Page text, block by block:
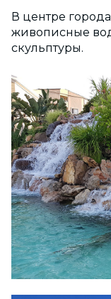
В центре
живописные
скульптуры.